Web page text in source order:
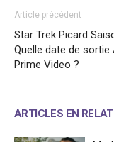
Article précédent
Star Trek Picard
Quelle date de sortie
Prime Video ?
ARTICLES EN